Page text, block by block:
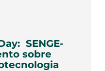
SENGE-
sobre